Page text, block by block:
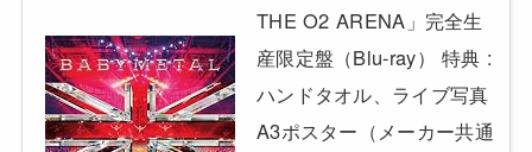
THE O2 ARENA」完全生
産限定盤（Blu-ray） 特典 :
ハンドタオル、ライブ写真
A3ポスター（メーカー共通